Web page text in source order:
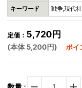
キーワード 戦争,現代
定価： 5,720円
(本体 5,200円) ポイ